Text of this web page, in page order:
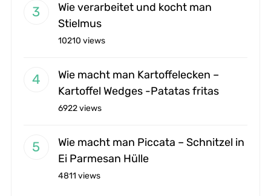
Wie verarbeitet und kocht man
Stielmus
10210 views
Wie macht man Kartoffelecken –
Kartoffel Wedges -Patatas fritas
6922 views
Wie macht man Piccata – Schnitzel in
Ei Parmesan Hülle
4811 views